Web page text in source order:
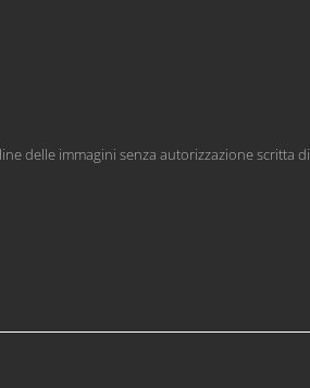
delle immagini senza autorizzazione scritta di